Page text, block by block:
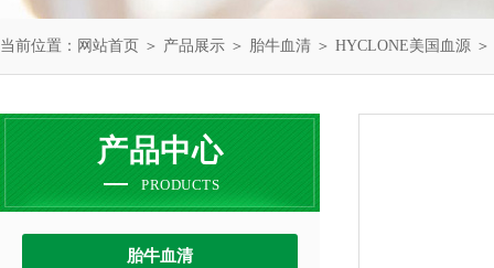
当前位置： 网站首页 ＞ 产品展示 ＞ 胎牛血清 ＞ HYCLONE美国血源
产品中心
PRODUCTS
胎牛血清